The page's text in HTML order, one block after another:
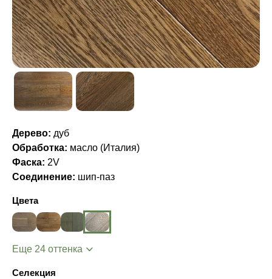
Дерево: дуб
Обработка: масло (Италия)
Фаска: 2V
Соединение: шип-паз
Цвета
Еще 24 оттенка
Селекция